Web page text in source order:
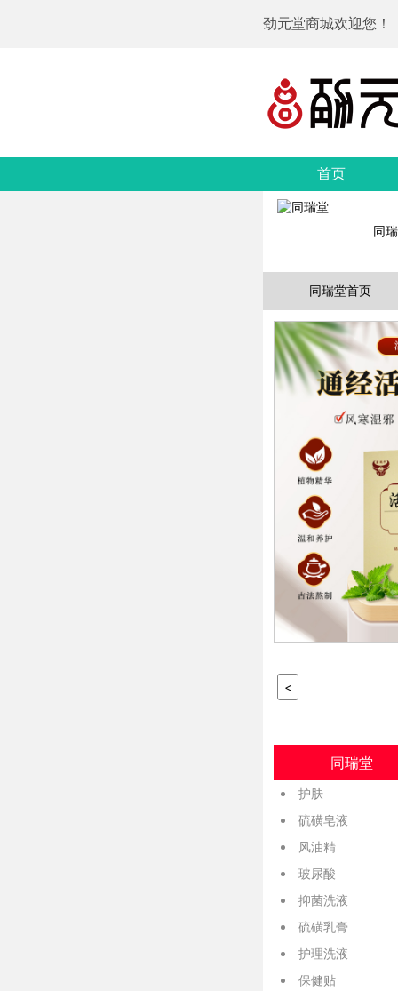
劲元堂商城欢迎您！
首页
同
同瑞堂首页
<
同瑞堂
护肤
硫磺皂液
风油精
玻尿酸
抑菌洗液
硫磺乳膏
护理洗液
保健贴